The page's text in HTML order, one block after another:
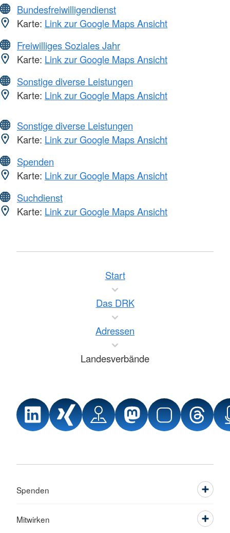
Bundesfreiwilligendienst
Karte: Link zur Google Maps Ansicht
Freiwilliges Soziales Jahr
Karte: Link zur Google Maps Ansicht
Sonstige diverse Leistungen
Karte: Link zur Google Maps Ansicht
Sonstige diverse Leistungen
Karte: Link zur Google Maps Ansicht
Spenden
Karte: Link zur Google Maps Ansicht
Suchdienst
Karte: Link zur Google Maps Ansicht
Start
Das DRK
Adressen
Landesverbände
Spenden
Mitwirken